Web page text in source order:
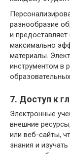
разнообразие
и
максимально
материалы.
инструментом в
7. Доступ к
Электронные
внешние
или веб-сайты,
знания и